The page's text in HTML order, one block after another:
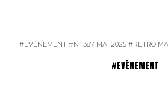
#EVÉNEMENT #N° 387 MAI 2025 #RÉTRO
#EVÉNEMENT